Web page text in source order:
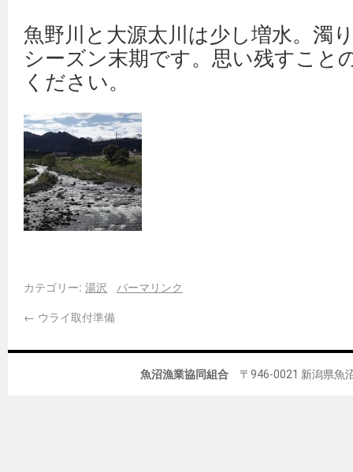
魚野川と大源太川は少し増水。濁
シーズン末期です。思い残すこと
ください。
カテゴリー: 湯沢
パーマリンク
← ウライ取付準備
魚沼漁業協同組合 〒946-0021 新潟県魚